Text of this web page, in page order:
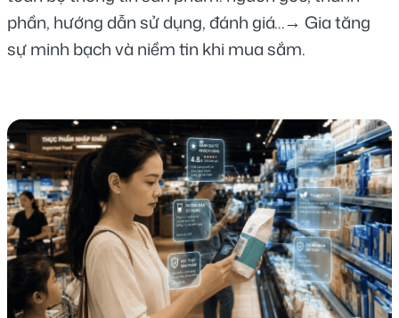
phần, hướng dẫn sử dụng, đánh giá…→ Gia tăng
sự minh bạch và niềm tin khi mua sắm.